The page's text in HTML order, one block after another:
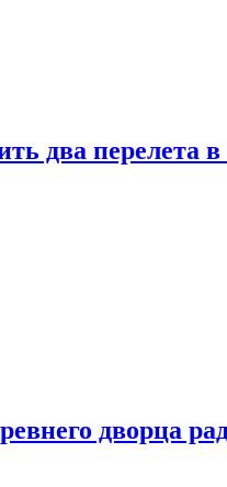
два перелета в
дворца